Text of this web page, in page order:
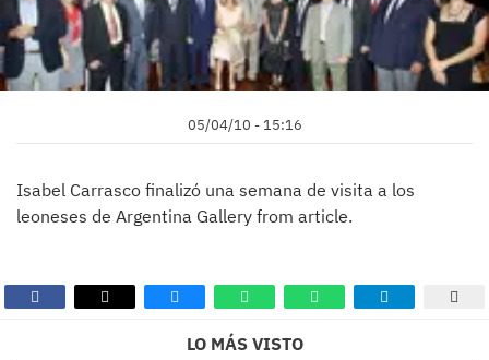
05/04/10 - 15:16
Isabel Carrasco finalizó una semana de visita a los
leoneses de Argentina Gallery from article.
LO MÁS VISTO